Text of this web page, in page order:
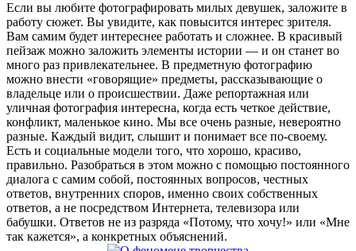
Если вы любите фотографировать милых девушек, заложите в
работу сюжет. Вы увидите, как повысится интерес зрителя.
Вам самим будет интереснее работать и сложнее. В красивый
пейзаж можно заложить элементы истории — и он станет во
много раз привлекательнее. В предметную фотографию
можно внести «говорящие» предметы, рассказывающие о
владельце или о происшествии. Даже репортажная или
уличная фотография интересна, когда есть четкое действие,
конфликт, маленькое кино. Мы все очень разные, невероятно
разные. Каждый видит, слышит и понимает все по-своему.
Есть и социальные модели того, что хорошо, красиво,
правильно. Разобраться в этом можно с помощью постоянного
диалога с самим собой, постоянных вопросов, честных
ответов, внутренних споров, именно своих собственных
ответов, а не посредством Интернета, телевизора или
бабушки. Ответов не из разряда «Потому, что хочу!» или «Мне
так кажется», а конкретных объяснений.